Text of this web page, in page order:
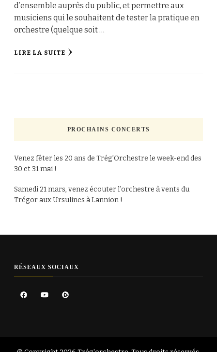
d’ensemble auprès du public, et permettre aux
musiciens qui le souhaitent de tester la pratique en
orchestre (quelque soit …
LIRE LA SUITE
PROCHAINS CONCERTS
Venez fêter les 20 ans de Trég’Orchestre le week-end des
30 et 31 mai !
Samedi 21 mars, venez écouter l’orchestre à vents du
Trégor aux Ursulines à Lannion !
RÉSEAUX SOCIAUX